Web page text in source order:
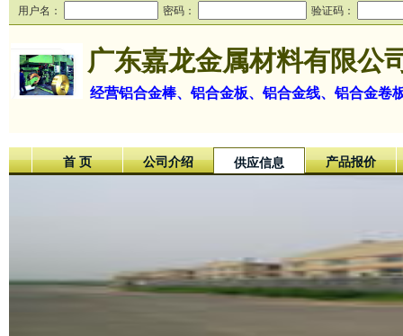
用户名： 密码： 验证码：
广东嘉龙金属材料有限公
经营铝合金棒、铝合金板、铝合金线、铝合金卷
首 页 公司介绍 供应信息 产品报价